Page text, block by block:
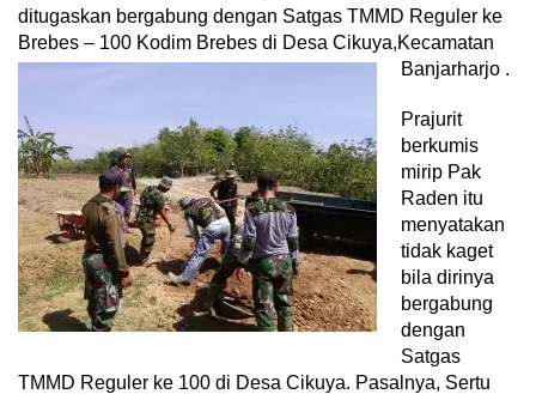
ditugaskan bergabung dengan Satgas TMMD Reguler ke
Brebes – 100 Kodim Brebes di Desa Cikuya,Kecamatan
Banjarharjo .
Prajurit
berkumis
mirip Pak
Raden itu
menyatakan
tidak kaget
bila dirinya
bergabung
dengan
Satgas
TMMD Reguler ke 100 di Desa Cikuya. Pasalnya, Sertu